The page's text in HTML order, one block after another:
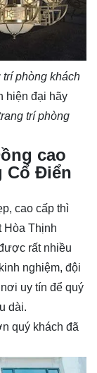
phòng khách
hiện đại hãy
trí phòng
cao
Cổ Điển
cao cấp thì
Hòa Thịnh
rất nhiều
nghiệm, đội
uy tín để quý
dài.
quý khách đã